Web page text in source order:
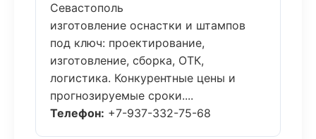
Севастополь
изготовление оснастки и штампов
под ключ: проектирование,
изготовление, сборка, ОТК,
логистика. Конкурентные цены и
прогнозируемые сроки....
Телефон: +7-937-332-75-68